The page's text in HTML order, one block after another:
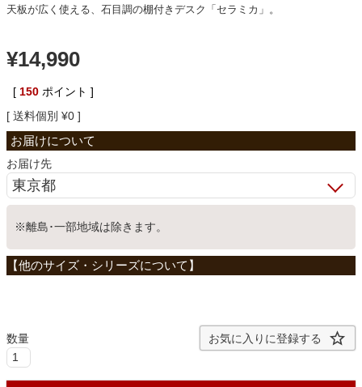
食器棚・キッチン収納
学習机
ホームオフィス
天板が広く使える、石目調の棚付きデスク「セラミカ」。
¥14,990
[ 150 ポイント ]
送料個別 ¥0
お届け先
※離島･一部地域は除きます。
お気に入りに登録する